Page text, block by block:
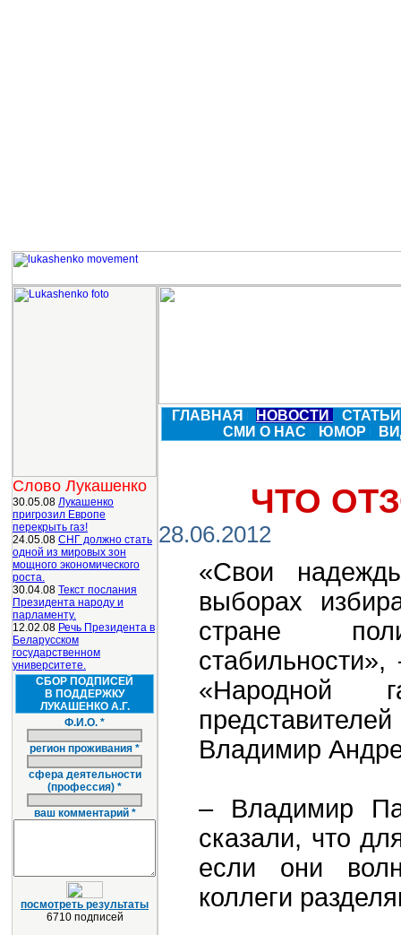
Слово Лукашенко
30.05.08 Лукашенко
пригрозил Европе
перекрыть газ!
24.05.08 СНГ должно стать
одной из мировых зон
мощного экономического
роста.
30.04.08 Текст послания
Президента народу и
парламенту.
12.02.08 Речь Президента в
Беларусском
государственном
университете.
СБОР ПОДПИСЕЙ
В ПОДДЕРЖКУ
ЛУКАШЕНКО А.Г.
Ф.И.О. *
регион проживания *
сфера деятельности
(профессия) *
ваш комментарий *
посмотреть результаты
6710 подписей
ГЛАВНАЯ НОВОСТИ
СМИ О НАС
ЮМОР
ЧТО
28.06.2012
«Свои
выборах
стране
«Народной
Владимир
– Владимир
сказали, что
если они
коллеги